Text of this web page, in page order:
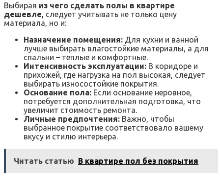
Выбирая из чего сделать полы в квартире
дешевле, следует учитывать не только цену
материала, но и:
Назначение помещения: Для кухни и ванной
лучше выбирать влагостойкие материалы, а для
спальни – теплые и комфортные.
Интенсивность эксплуатации: В коридоре и
прихожей, где нагрузка на пол высокая, следует
выбирать износостойкие покрытия.
Основание пола: Если основание неровное,
потребуется дополнительная подготовка, что
увеличит стоимость ремонта.
Личные предпочтения: Важно, чтобы
выбранное покрытие соответствовало вашему
вкусу и стилю интерьера.
Читать статью В квартире пол без покрытия